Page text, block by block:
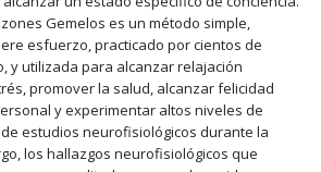
Gemelos es un método simple,
esfuerzo, practicado por cientos de
y utilizada para alcanzar relajación
promover la salud, alcanzar felicidad
y experimentar altos niveles de
estudios neurofisiológicos durante la
los hallazgos neurofisiológicos que